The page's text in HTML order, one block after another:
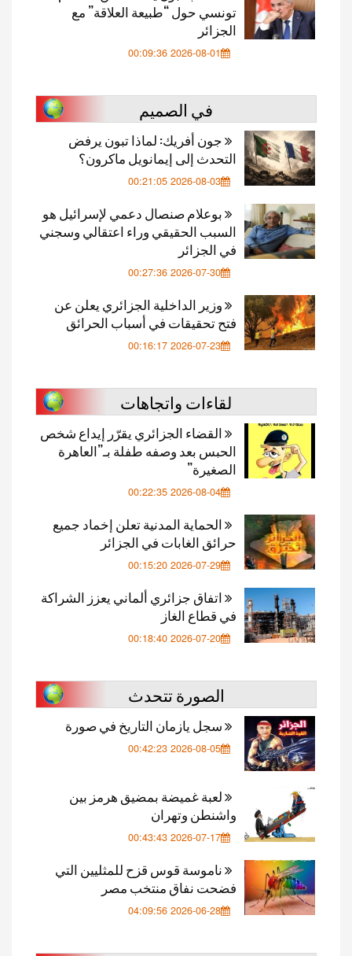
تونسي حول “طبيعة العلاقة” مع
الجزائر
2026-08-01 00:09:36
في الصميم
جون أفريك: لماذا تبون يرفض
التحدث إلى إيمانويل ماكرون؟
2026-08-03 00:21:05
بوعلام صنصال دعمي لإسرائيل هو
السبب الحقيقي وراء اعتقالي وسجني
في الجزائر
2026-07-30 00:27:36
وزير الداخلية الجزائري يعلن عن
فتح تحقيقات في أسباب الحرائق
2026-07-23 00:16:17
لقاءات واتجاهات
القضاء الجزائري يقرّر إيداع شخص
الحبس بعد وصفه طفلة بـ”العاهرة
الصغيرة”
2026-08-04 00:22:35
الحماية المدنية تعلن إخماد جميع
حرائق الغابات في الجزائر
2026-07-29 00:15:20
اتفاق جزائري ألماني يعزز الشراكة
في قطاع الغاز
2026-07-20 00:18:40
الصورة تتحدث
سجل يازمان التاريخ في صورة
2026-08-05 00:42:23
لعبة غميضة بمضيق هرمز بين
واشنطن وتهران
2026-07-17 00:43:43
ناموسة قوس قزح للمثليين التي
فضحت نفاق منتخب مصر
2026-06-28 04:09:56